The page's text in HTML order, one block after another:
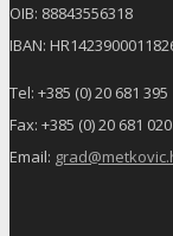
OIB: 88843556318
IBAN:
Tel: +385 (0) 20 681 395
Fax: +385 (0) 20 681 020
Email: